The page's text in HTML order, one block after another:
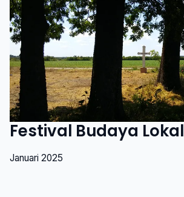
Festival Budaya Lokal
Januari 2025